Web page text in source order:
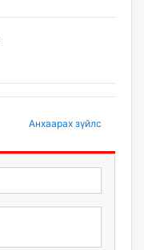
Анхаарах зүйлс